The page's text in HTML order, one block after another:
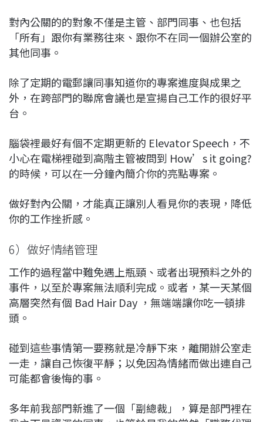
對內公關的的對象不僅是主管、部門同事、也包括
「所有」跟你有業務往來、跟你不在同一個辦公室的
其他同事。
除了定期的電郵讓同事知道你的專案進度與成果之
外，在跨部門的聯席會議也是宣揚自己工作的很好平
台。
腦袋裡最好有個不定期更新的 Elevator Speech，不
小心在電梯裡碰到高階主管被問到 How’s it going?
的時候，可以在一分鐘內簡介你的亮點專案。
做好對內公關，才能真正讓別人看見你的表現，降低
你的工作挫折感。
6）做好情緒管理
工作的過程當中難免遇上瓶頸、或者出現預料之外的
事件，以至於專案無法順利完成。或者，某一天某個
高層突然有個 Bad Hair Day ，無端端讓你吃一頓排
頭。
碰到這些事情第一要務就是冷靜下來，離開辦公室走
一走，讓自己恢復平靜；以免因為情緒而做出連自己
可能都會後悔的事。
多年前我部門新進了一個「副總裁」，算是部門裡在